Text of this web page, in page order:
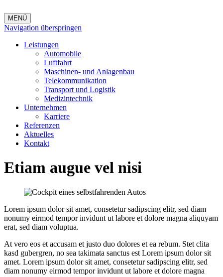
MENÜ
Navigation überspringen
Leistungen
Automobile
Luftfahrt
Maschinen- und Anlagenbau
Telekommunikation
Transport und Logistik
Medizintechnik
Unternehmen
Karriere
Referenzen
Aktuelles
Kontakt
Etiam augue vel nisi
Lorem ipsum dolor sit amet, consetetur sadipscing elitr, sed diam
nonumy eirmod tempor invidunt ut labore et dolore magna aliquyam
erat, sed diam voluptua.
At vero eos et accusam et justo duo dolores et ea rebum. Stet clita
kasd gubergren, no sea takimata sanctus est Lorem ipsum dolor sit
amet. Lorem ipsum dolor sit amet, consetetur sadipscing elitr, sed
diam nonumy eirmod tempor invidunt ut labore et dolore magna